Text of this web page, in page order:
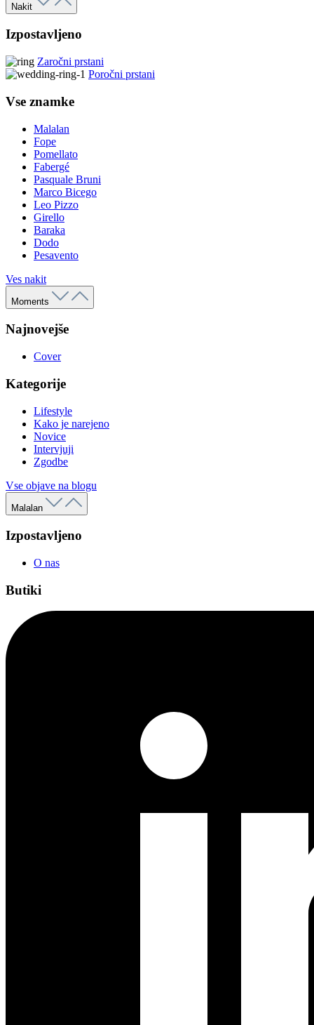
Nakit
Izpostavljeno
Zaročni prstani
Poročni prstani
Vse znamke
Malalan
Fope
Pomellato
Fabergé
Pasquale Bruni
Marco Bicego
Leo Pizzo
Girello
Baraka
Dodo
Pesavento
Ves nakit
Moments
Najnovejše
Cover
Kategorije
Lifestyle
Kako je narejeno
Novice
Intervjuji
Zgodbe
Vse objave na blogu
Malalan
Izpostavljeno
O nas
Butiki